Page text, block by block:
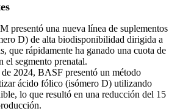
presentó una nueva línea de suplementos
D) de alta biodisponibilidad dirigida a
que rápidamente ha ganado una cuota de
el segmento prenatal.
2024, BASF presentó un método
ácido fólico (isómero D) utilizando
lo que resultó en una reducción del 15